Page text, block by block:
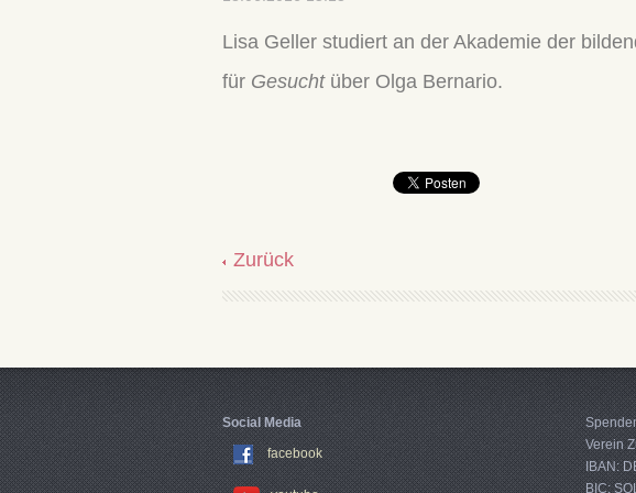
Lisa Geller studiert an der Akademie der
für Gesucht über Olga Bernario.
Zurück
Social Media
facebook
Verein
IBAN:
BIC: